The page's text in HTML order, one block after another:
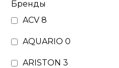
Бренды
ACV8
AQUARIO0
ARISTON3